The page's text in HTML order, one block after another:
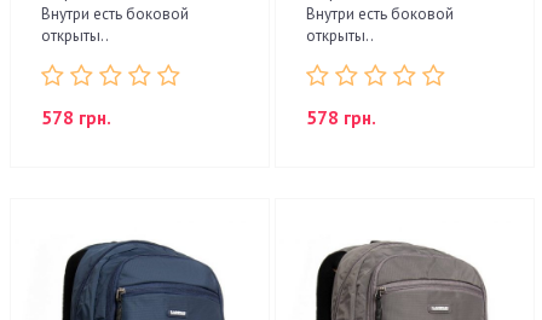
Внутри есть боковой
открыты..
578 грн.
Внутри есть боковой
открыты..
578 грн.